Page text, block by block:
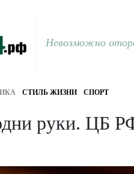
Невозможно
СТИЛЬ ЖИЗНИ СПОРТ
руки. ЦБ